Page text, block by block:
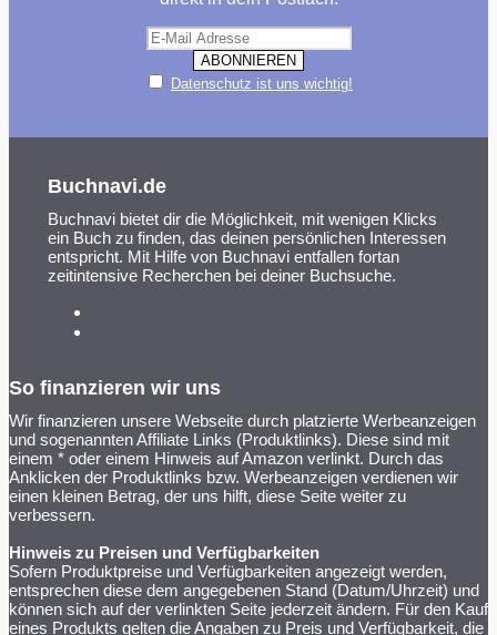
Datenschutz ist uns wichtig!
Buchnavi.de
Buchnavi bietet dir die Möglichkeit, mit wenigen Klicks
ein Buch zu finden, das deinen persönlichen Interessen
entspricht. Mit Hilfe von Buchnavi entfallen fortan
zeitintensive Recherchen bei deiner Buchsuche.
So finanzieren wir uns
Wir finanzieren unsere Webseite durch platzierte Werbeanzeigen
und sogenannten Affiliate Links (Produktlinks). Diese sind mit
einem * oder einem Hinweis auf Amazon verlinkt. Durch das
Anklicken der Produktlinks bzw. Werbeanzeigen verdienen wir
einen kleinen Betrag, der uns hilft, diese Seite weiter zu
verbessern.
Hinweis zu Preisen und Verfügbarkeiten
Sofern Produktpreise und Verfügbarkeiten angezeigt werden,
entsprechen diese dem angegebenen Stand (Datum/Uhrzeit) und
können sich auf der verlinkten Seite jederzeit ändern. Für den Kauf
eines Produkts gelten die Angaben zu Preis und Verfügbarkeit, die